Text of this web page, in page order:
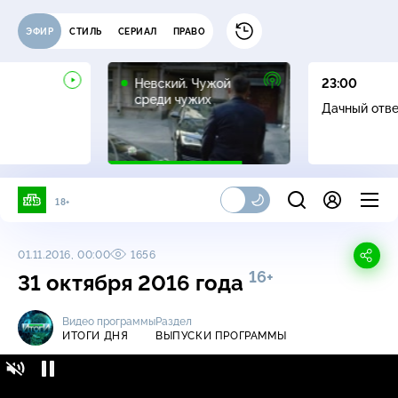
ЭФИР СТИЛЬ СЕРИАЛ ПРАВО
Невский. Чужой
среди чужих
16+
23:00
Дачный
18+
01.11.2016, 00:00 1656
31 октября 2016 года 16+
Видео программы
ИТОГИ ДНЯ
Раздел
ВЫПУСКИ ПРОГРАММЫ